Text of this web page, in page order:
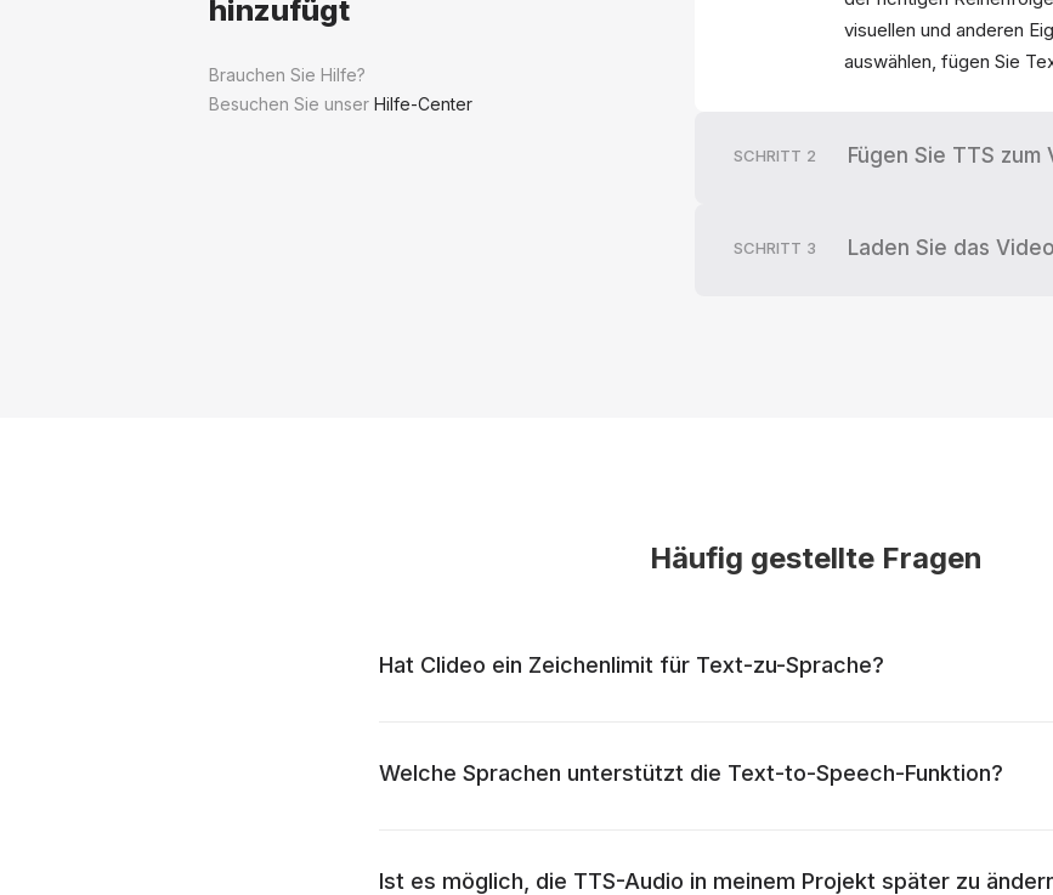
hinzufügt
Brauchen Sie Hilfe?
Besuchen Sie unser Hilfe-Center
visuellen und anderen
auswählen, fügen Sie
SCHRITT 2 Fügen Sie TTS zum
SCHRITT 3 Laden Sie das
Häufig gestellte Fragen
Hat Clideo ein Zeichenlimit für Text-zu-Sprache?
Welche Sprachen unterstützt die Text-to-Speech-Funktion?
Ist es möglich, die TTS-Audio in meinem Projekt später zu